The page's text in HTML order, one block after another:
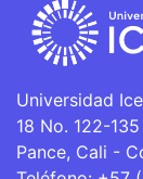
Universidad
18 No. 122-135
Pance, Cali -